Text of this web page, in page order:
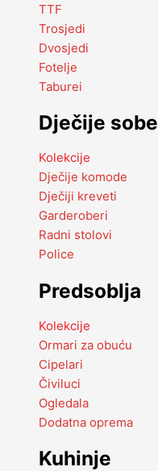
TTF
Trosjedi
Dvosjedi
Fotelje
Taburei
Dječije sobe
Kolekcije
Dječije komode
Dječiji kreveti
Garderoberi
Radni stolovi
Police
Predsoblja
Kolekcije
Ormari za obuću
Cipelari
Čiviluci
Ogledala
Dodatna oprema
Kuhinje